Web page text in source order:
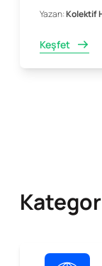
Yazan:Kolektif
Keşfet